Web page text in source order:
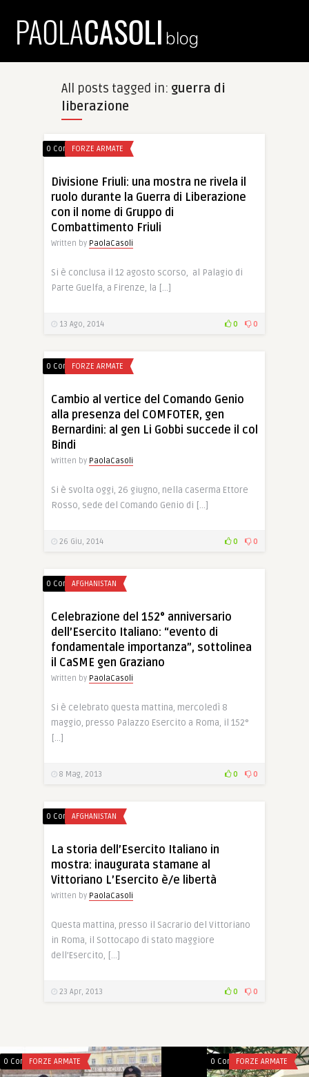
All posts tagged in: guerra di
liberazione
0 CommentsFORZE ARMATE
Divisione Friuli: una mostra ne rivela il
ruolo durante la Guerra di Liberazione
con il nome di Gruppo di
Combattimento Friuli
Written by PaolaCasoli
Si è conclusa il 12 agosto scorso, al Palagio di
Parte Guelfa, a Firenze, la […]
13 Ago, 2014 0 0
0 CommentsFORZE ARMATE
Cambio al vertice del Comando Genio
alla presenza del COMFOTER, gen
Bernardini: al gen Li Gobbi succede il col
Bindi
Written by PaolaCasoli
Si è svolta oggi, 26 giugno, nella caserma Ettore
Rosso, sede del Comando Genio di […]
26 Giu, 2014 0 0
0 CommentsAFGHANISTAN
Celebrazione del 152° anniversario
dell’Esercito Italiano: “evento di
fondamentale importanza”, sottolinea
il CaSME gen Graziano
Written by PaolaCasoli
Si è celebrato questa mattina, mercoledì 8
maggio, presso Palazzo Esercito a Roma, il 152°
[…]
8 Mag, 2013 0 0
0 CommentsAFGHANISTAN
La storia dell’Esercito Italiano in
mostra: inaugurata stamane al
Vittoriano L’Esercito è/e libertà
Written by PaolaCasoli
Questa mattina, presso il Sacrario del Vittoriano
in Roma, il Sottocapo di stato maggiore
dell’Esercito, […]
23 Apr, 2013 0 0
0 CommentsFORZE ARMATE 0 CommentsFORZE ARMATE